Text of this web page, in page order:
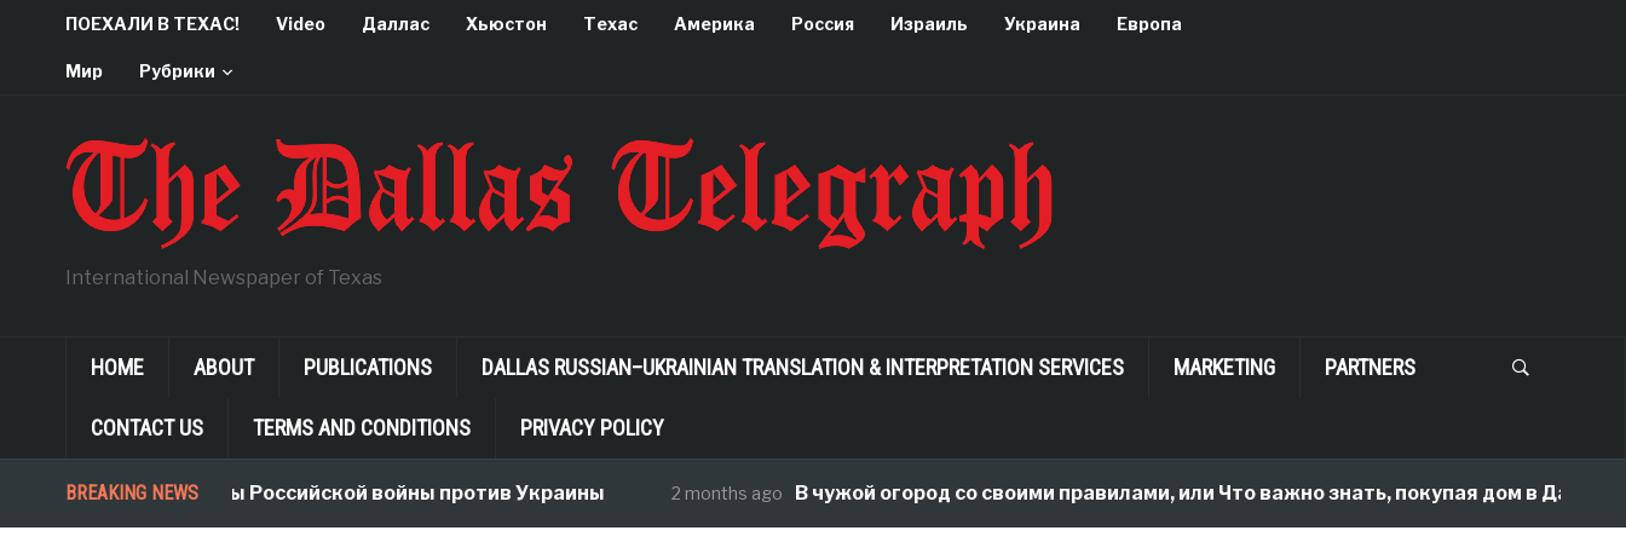
ПОЕХАЛИ В ТЕХАС! Video Даллас Хьюстон Техас Америка Россия Израиль Украина Европа
Мир Рубрики
International Newspaper of Texas
HOME ABOUT PUBLICATIONS DALLAS RUSSIAN–UKRAINIAN TRANSLATION & INTERPRETATION SERVICES MARKETING PARTNERS
CONTACT US TERMS AND CONDITIONS PRIVACY POLICY
BREAKING NEWS
Неологизмы Российской войны против Украины 2 months ago В чужой огород со своими правилами, или Что важно знать, покупая дом в Далласе